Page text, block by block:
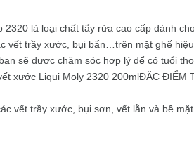
là loại chất tẩy rửa cao cấp dành
vết trầy xước, bụi bẩn…trên mặt ghế
sẽ được chăm sóc hợp lý để có tuổi
xước Liqui Moly 2320 200mlĐẶC ĐIỂM
vết trầy xước, bụi sơn, vết lằn và bề